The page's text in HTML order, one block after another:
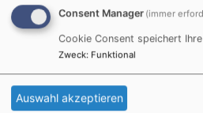
(einschließlich der
seit 2026 nur noch regenerativ
eingesetzt. Dieser Bezug
dem aktuellen Stand der
Hiermit erfüllt die Pfarrei die
Consent Manager (immer
Cookie Consent speichert
Zweck: Funktional
Auswahl akzeptieren